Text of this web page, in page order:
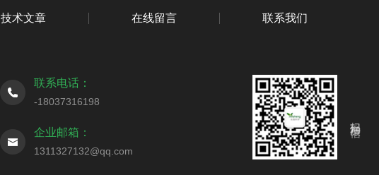
技术文章 在线留言 联系我们
联系电话：
-18037316198
企业邮箱：
1311327132@qq.com